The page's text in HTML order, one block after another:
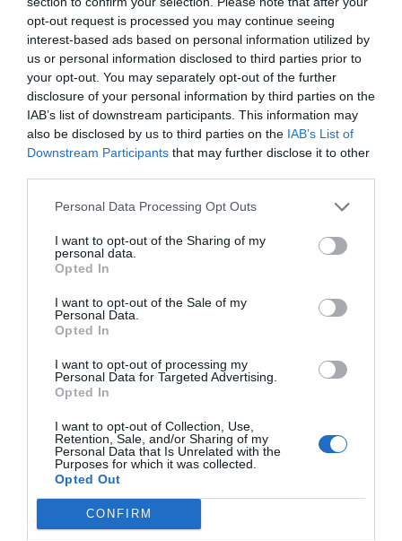
opt-out request is processed you may continue seeing
interest-based ads based on personal information utilized by
us or personal information disclosed to third parties prior to
your opt-out. You may separately opt-out of the further
disclosure of your personal information by third parties on the
IAB’s list of downstream participants. This information may
also be disclosed by us to third parties on the IAB’s List of
Downstream Participants that may further disclose it to other
Personal Data Processing Opt Outs
I want to opt-out of the Sharing of my
personal data.
Opted In
I want to opt-out of the Sale of my
Personal Data.
Opted In
I want to opt-out of processing my
Personal Data for Targeted Advertising.
Opted In
I want to opt-out of Collection, Use,
Retention, Sale, and/or Sharing of my
Personal Data that Is Unrelated with the
Purposes for which it was collected.
Opted Out
CONFIRM